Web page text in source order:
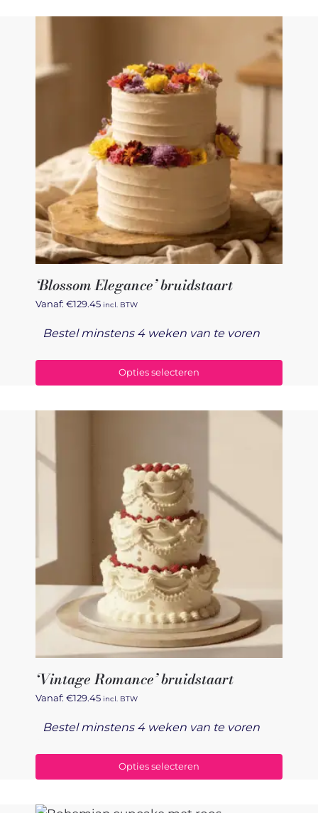
‘Blossom Elegance’ bruidstaart
Vanaf: €129.45 incl. BTW
Bestel minstens 4 weken van te voren
Opties selecteren
‘Vintage Romance’ bruidstaart
Vanaf: €129.45 incl. BTW
Bestel minstens 4 weken van te voren
Opties selecteren